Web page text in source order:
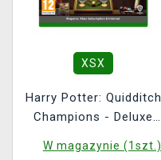
XSX
Harry Potter: Quidditch
Champions - Deluxe
W magazynie (1szt.)